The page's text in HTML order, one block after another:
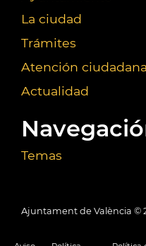
La ciudad
Trámites
Atención ciudadana
Actualidad
Temas
Ajuntament de València ©